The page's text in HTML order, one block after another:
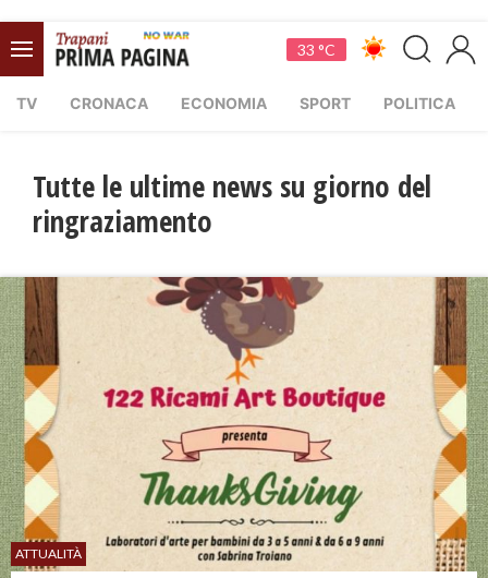
33 °C
TV CRONACA ECONOMIA SPORT POLITICA
Tutte le ultime news su giorno del
ringraziamento
ATTUALITÀ